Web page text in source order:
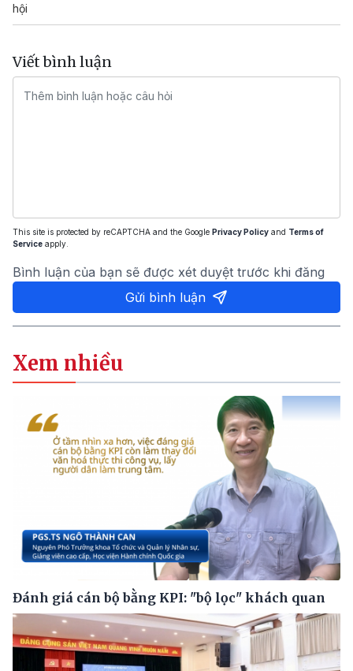
hội
Viết bình luận
This site is protected by reCAPTCHA and the Google Privacy Policy and Terms of
Service apply.
Bình luận của bạn sẽ được xét duyệt trước khi đăng
Gửi bình luận
Xem nhiều
Đánh giá cán bộ bằng KPI: "bộ lọc" khách quan